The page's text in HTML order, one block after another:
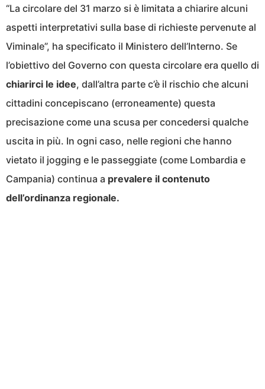
“La circolare del 31 marzo si è limitata a chiarire alcuni
aspetti interpretativi sulla base di richieste pervenute al
Viminale”, ha specificato il Ministero dell’Interno. Se
l’obiettivo del Governo con questa circolare era quello di
chiarirci le idee, dall’altra parte c’è il rischio che alcuni
cittadini concepiscano (erroneamente) questa
precisazione come una scusa per concedersi qualche
uscita in più. In ogni caso, nelle regioni che hanno
vietato il jogging e le passeggiate (come Lombardia e
Campania) continua a prevalere il contenuto
dell’ordinanza regionale.